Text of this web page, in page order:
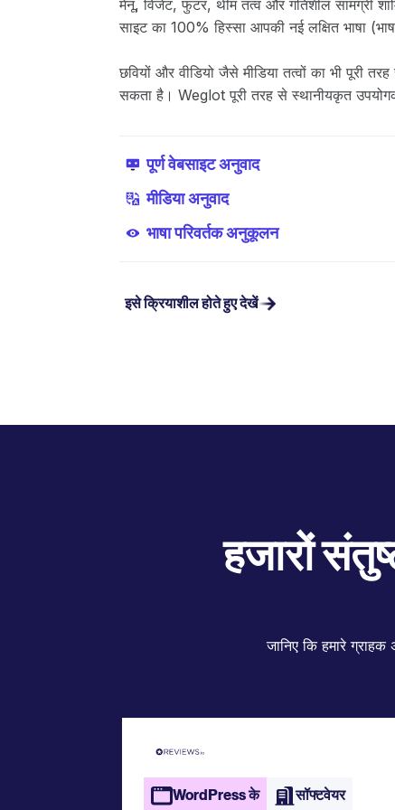
मेनू, विजेट, फुटर, थीम तत्व और गतिशील सामग्री
साइट का 100% हिस्सा आपकी नई लक्षित भाषा
छवियों और वीडियो जैसे मीडिया तत्वों का भी पूरी
सकता है। Weglot पूरी तरह से स्थानीयकृत
पूर्ण वेबसाइट अनुवाद
मीडिया अनुवाद
भाषा परिवर्तक अनुकूलन
इसे क्रियाशील होते हुए देखें
हजारों
जानिए कि हमारे
WordPress के सॉफ्टवेयर